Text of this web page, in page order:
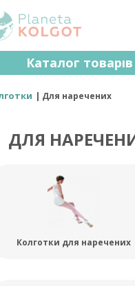
Каталог товарів
Одяг
Для наречених
ДЛЯ
Колготки для наречених